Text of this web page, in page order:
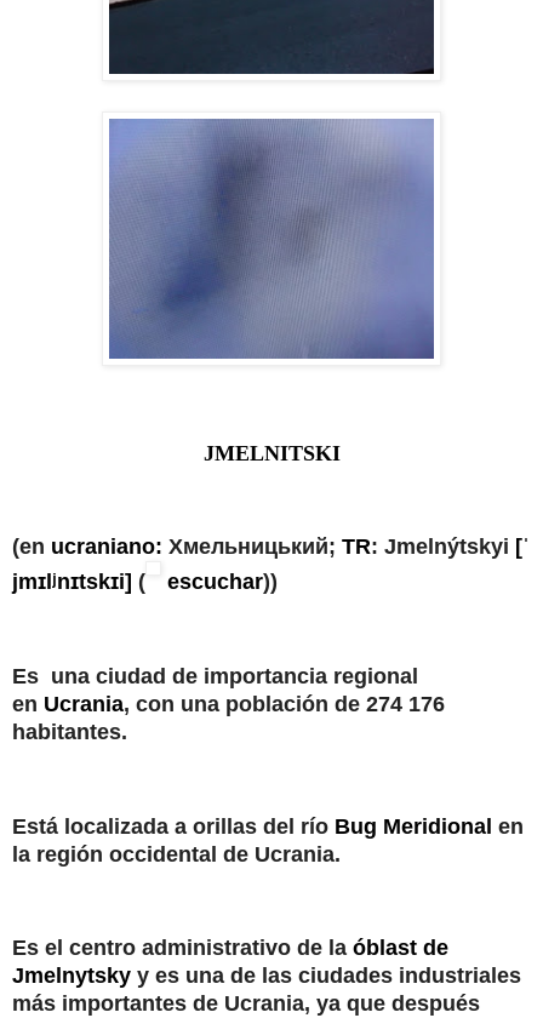
JMELNITSKI
(en ucraniano: Хмельницький; TR: Jmelnýtskyi [ˈ
jmɪlʲnɪtskɪi] ( escuchar))
Es una ciudad de importancia regional
en Ucrania, con una población de 274 176
habitantes.
Está localizada a orillas del río Bug Meridional en
la región occidental de Ucrania.
Es el centro administrativo de la óblast de
Jmelnytsky y es una de las ciudades industriales
más importantes de Ucrania, ya que después